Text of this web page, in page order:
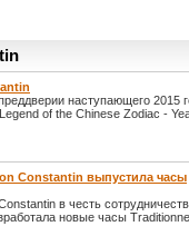
наступающего 2015
of the Chinese Zodiac -
Constantin выпустила часы
в честь
новые часы